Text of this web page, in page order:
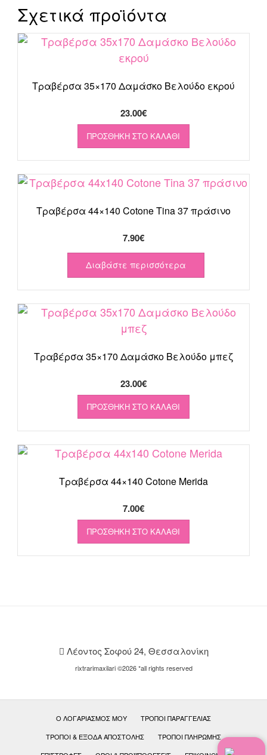
Σχετικά προϊόντα
Τραβέρσα 35×170 Δαμάσκο Βελούδο εκρού
23.00€
ΠΡΟΣΘΉΚΗ ΣΤΟ ΚΑΛΆΘΙ
Τραβέρσα 44×140 Cotone Tina 37 πράσινο
7.90€
Διαβάστε περισσότερα
Τραβέρσα 35×170 Δαμάσκο Βελούδο μπεζ
23.00€
ΠΡΟΣΘΉΚΗ ΣΤΟ ΚΑΛΆΘΙ
Τραβέρσα 44×140 Cotone Merida
7.00€
ΠΡΟΣΘΉΚΗ ΣΤΟ ΚΑΛΆΘΙ
Λέοντος Σοφού 24, Θεσσαλονίκη
rixtrarimaxilari ©2026 *all rights reserved
Ο ΛΟΓΑΡΙΑΣΜΌΣ ΜΟΥ
ΤΡΌΠΟΙ ΠΑΡΑΓΓΕΛΊΑΣ
ΤΡΌΠΟΙ & ΈΞΟΔΑ ΑΠΟΣΤΟΛΉΣ
ΤΡΌΠΟΙ ΠΛΗΡΩΜΉΣ